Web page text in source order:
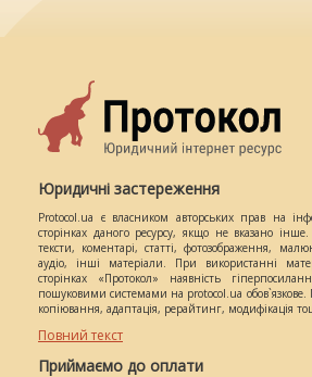
Юридичні застереження
Protocol.ua є власником авторських прав на
сторінках даного ресурсу, якщо не вказано
тексти, коментарі, статті, фотозображення,
аудіо, інші матеріали. При використанні
сторінках «Протокол» наявність
пошуковими системами на protocol.ua обов`язкове.
копіювання, адаптація, рерайтинг, модифікація
Повний текст
Приймаємо до оплати